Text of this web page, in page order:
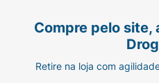
Compre pelo site,
Retire na loja com